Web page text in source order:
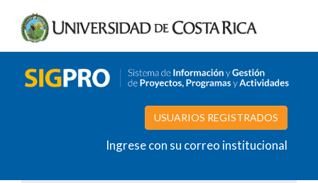
USUARIOS REGISTRADOS
Ingrese con su correo institucional